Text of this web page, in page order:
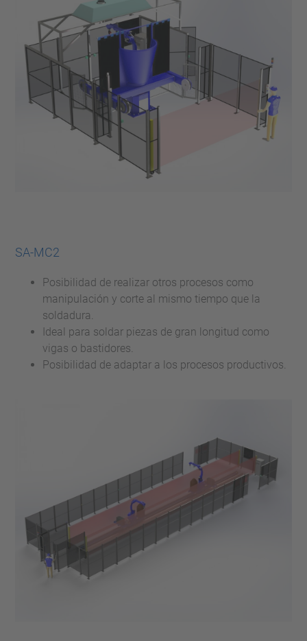
SA-MC2
Posibilidad de realizar otros procesos como
manipulación y corte al mismo tiempo que la
soldadura.
Ideal para soldar piezas de gran longitud como
vigas o bastidores.
Posibilidad de adaptar a los procesos productivos.